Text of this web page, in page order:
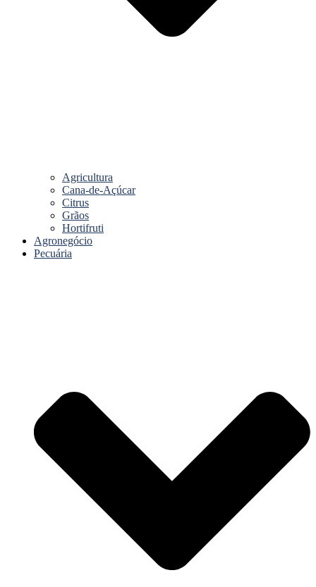
Agricultura
Cana-de-Açúcar
Citrus
Grãos
Hortifruti
Agronegócio
Pecuária